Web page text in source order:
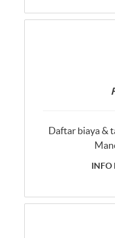
Daftar biaya &
INFO